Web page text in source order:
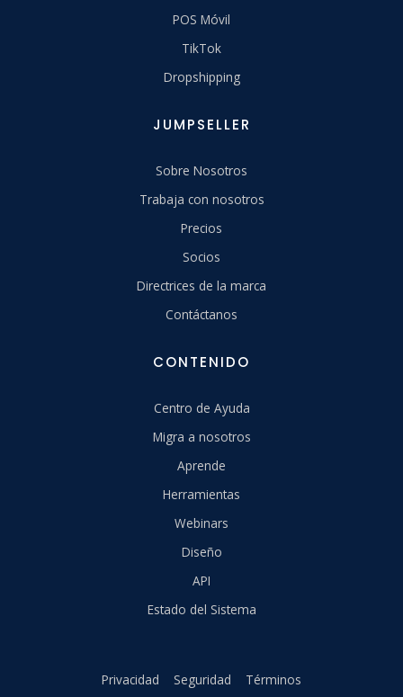
POS Móvil
TikTok
Dropshipping
JUMPSELLER
Sobre Nosotros
Trabaja con nosotros
Precios
Socios
Directrices de la marca
Contáctanos
CONTENIDO
Centro de Ayuda
Migra a nosotros
Aprende
Herramientas
Webinars
Diseño
API
Estado del Sistema
Privacidad Seguridad Términos